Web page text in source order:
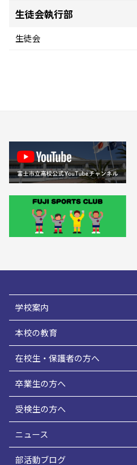
生徒会執行部
生徒会
学校案内
本校の教育
在校生・保護者の方へ
卒業生の方へ
受検生の方へ
ニュース
部活動ブログ